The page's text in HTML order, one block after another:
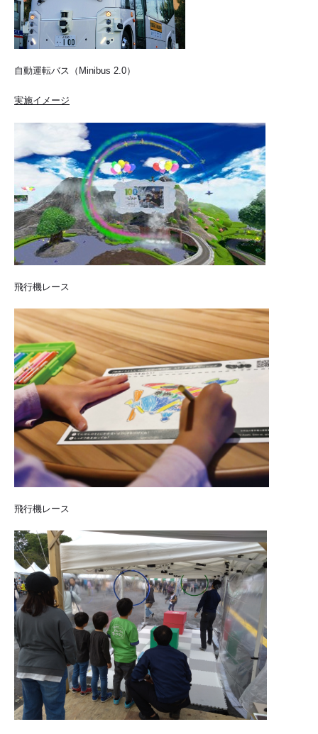
自動運転バス（Minibus 2.0）
実施イメージ
飛行機レース
飛行機レース